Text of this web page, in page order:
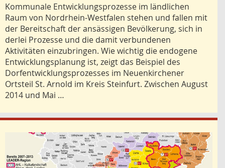
Kommunale Entwicklungsprozesse im ländlichen
Raum von Nordrhein-Westfalen stehen und fallen mit
der Bereitschaft der ansässigen Bevölkerung, sich in
derlei Prozesse und die damit verbundenen
Aktivitäten einzubringen. Wie wichtig die endogene
Entwicklungsplanung ist, zeigt das Beispiel des
Dorfentwicklungsprozesses im Neuenkirchener
Ortsteil St. Arnold im Kreis Steinfurt. Zwischen August
2014 und Mai …